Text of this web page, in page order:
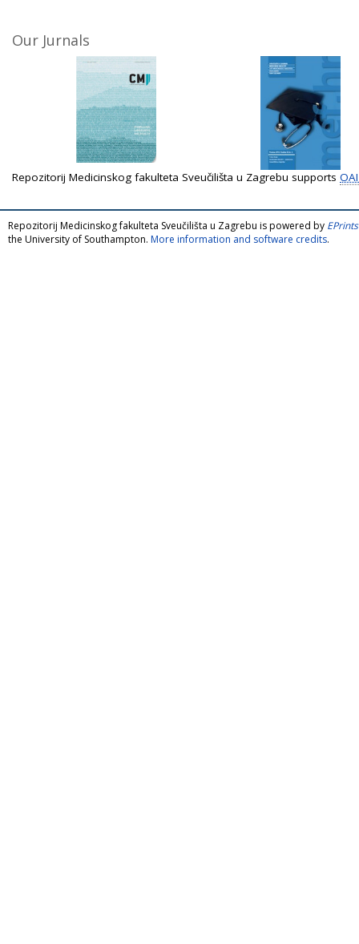
Our Jurnals
Repozitorij Medicinskog fakulteta Sveučilišta u Zagrebu supports
Repozitorij Medicinskog fakulteta Sveučilišta u Zagrebu is powered by
the University of Southampton. More information and software credits.